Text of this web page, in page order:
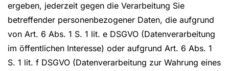
ergeben, jederzeit gegen die Verarbeitung Sie
betreffender personenbezogener Daten, die aufgrund
von Art. 6 Abs. 1 S. 1 lit. e DSGVO (Datenverarbeitung
im öffentlichen Interesse) oder aufgrund Art. 6 Abs. 1
S. 1 lit. f DSGVO (Datenverarbeitung zur Wahrung eines